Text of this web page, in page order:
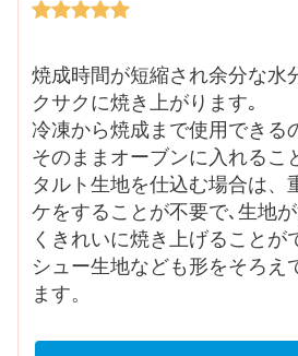
焼成時間が短縮され余分な水
クサクに焼き上がります｡
冷凍から焼成まで使用できる
そのままオーブンに入れるこ
タルト生地を仕込む場合は、
ケをすることが不要で､生地
くきれいに焼き上げることが
シュー生地なども形をそろえ
ます。